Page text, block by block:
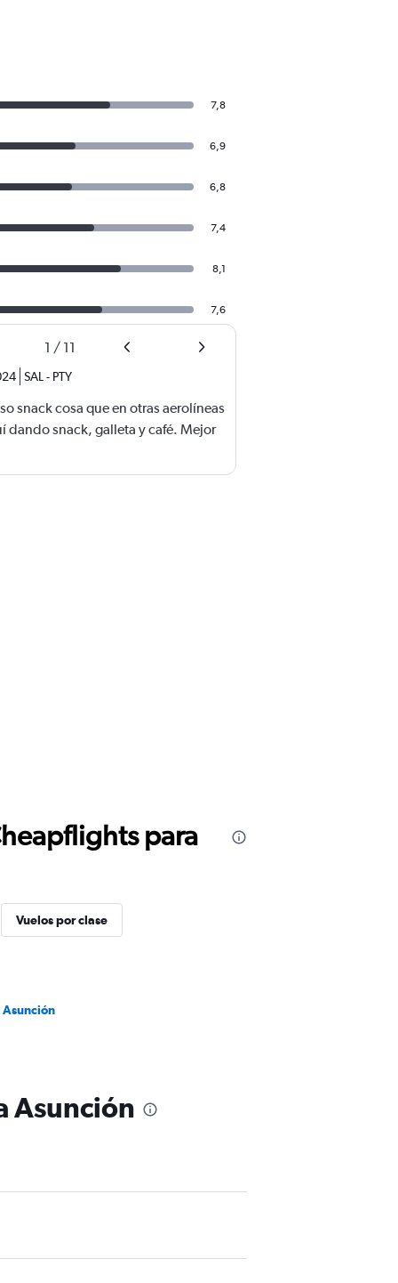
7,8
6,9
6,8
7,4
8,1
7,6
1 / 11
SAL - PTY
snack cosa que en otras aerolíneas
dando snack, galleta y café. Mejor
para
Vuelos por clase
Asunción
Asunción